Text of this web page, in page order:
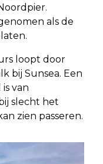
als de
loopt door
bij Sunsea. Een
van
slecht het
zien passeren.